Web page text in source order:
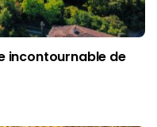
incontournable de